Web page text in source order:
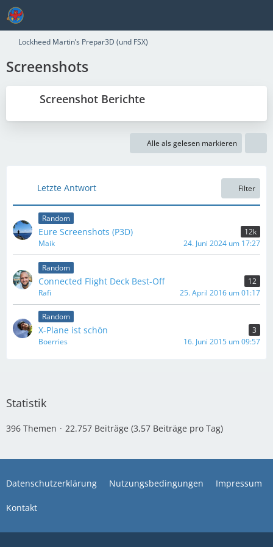
Lockheed Martin’s Prepar3D (und FSX)
Screenshots
Screenshot Berichte
Alle als gelesen markieren
Letzte Antwort Filter
Random
Eure Screenshots (P3D)
12k
Maik
24. Juni 2024 um 17:27
Random
Connected Flight Deck Best-Off
12
Rafi
25. April 2016 um 01:17
Random
X-Plane ist schön
3
Boerries
16. Juni 2015 um 09:57
Statistik
396 Themen 22.757 Beiträge (3,57 Beiträge pro Tag)
Datenschutzerklärung Nutzungsbedingungen Impressum
Kontakt